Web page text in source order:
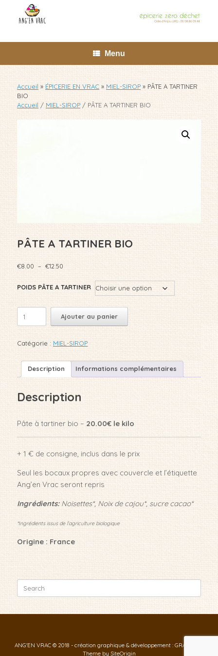
content
Menu
Accueil » ÉPICERIE EN VRAC » MIEL-SIROP » PÂTE A TARTINER
BIO
Accueil / MIEL-SIROP / PÂTE A TARTINER BIO
PÂTE A TARTINER BIO
€8.00 – €12.50
prix :
POIDS PÂTE A TARTINER
TARTINER
Ajouter au panier
Catégorie : MIEL-SIROP
Description Informations complémentaires
Description
Pâte à tartiner bio – 20.00€ le kilo
+ 1 € de consigne, inclus dans le prix
Seul les bocaux propres avec couvercle et l’étiquette
Ang’en Vrac seront repris
Ingrédients:Noisettes*, Noix de cajou*, sucre cacao*
*Ingrédients issus de l’agriculture biologique
Origine : France
for:
ANG'EN VRAC © 2018 - création graphique & développement : GRAF-ID
Theme by SiteOrigin